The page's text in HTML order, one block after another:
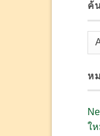
ค้
ห
ใ